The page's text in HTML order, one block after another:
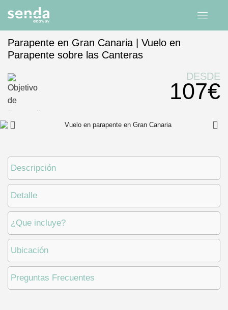
Inicio experiencias Canarias Gran Canaria
Parapente en Gran Canaria | Vuelo en
Parapente sobre las Canteras
DESDE
107€
Descripción
Detalle
¿Que incluye?
Ubicación
Preguntas Frecuentes